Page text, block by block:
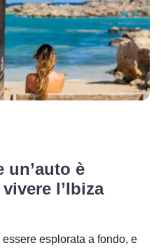
un’auto è
l’Ibiza
essere esplorata a fondo, e